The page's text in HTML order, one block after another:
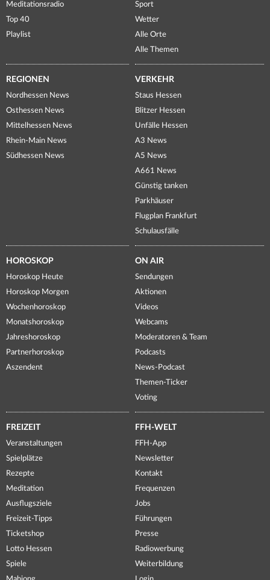
Meditationsradio
Top 40
Playlist
Sport
Wetter
Alle Orte
Alle Themen
REGIONEN
Nordhessen News
Osthessen News
Mittelhessen News
Rhein-Main News
Südhessen News
VERKEHR
Staus Hessen
Blitzer Hessen
Unfälle Hessen
A3 News
A5 News
A661 News
Günstig tanken
Parkhäuser
Flugplan Frankfurt
Schulausfälle
HOROSKOP
Horoskop Heute
Horoskop Morgen
Wochenhoroskop
Monatshoroskop
Jahreshoroskop
Partnerhoroskop
Aszendent
ON AIR
Sendungen
Aktionen
Videos
Webcams
Moderatoren & Team
Podcasts
News-Podcast
Themen-Ticker
Voting
FREIZEIT
Veranstaltungen
Spielplätze
Rezepte
Meditation
Ausflugsziele
Freizeit-Tipps
Ticketshop
Lotto Hessen
Spiele
FFH-WELT
FFH-App
Newsletter
Kontakt
Frequenzen
Jobs
Führungen
Presse
Radiowerbung
Weiterbildung